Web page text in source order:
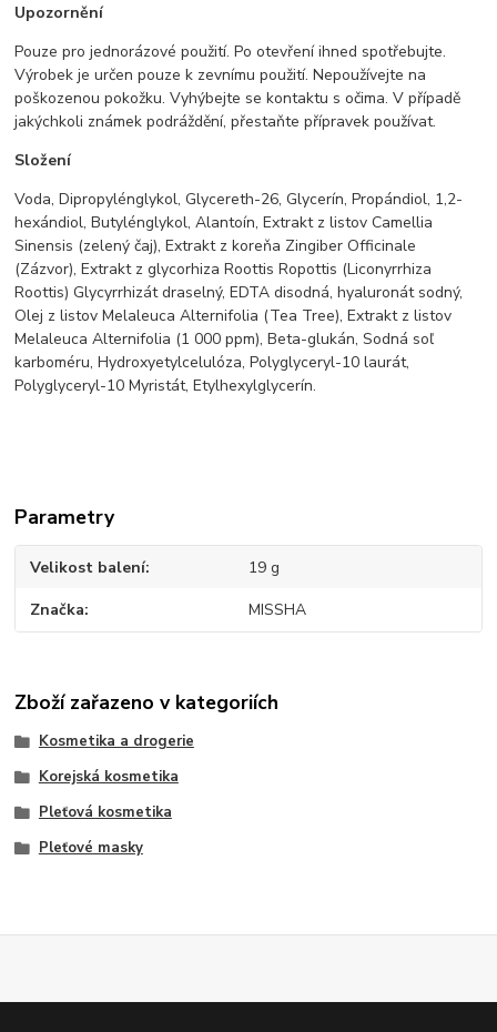
Upozornění
Pouze pro jednorázové použití. Po otevření ihned spotřebujte.
Výrobek je určen pouze k zevnímu použití. Nepoužívejte na
poškozenou pokožku. Vyhýbejte se kontaktu s očima. V případě
jakýchkoli známek podráždění, přestaňte přípravek používat.
Složení
Voda, Dipropylénglykol, Glycereth-26, Glycerín, Propándiol, 1,2-
hexándiol, Butylénglykol, Alantoín, Extrakt z listov Camellia
Sinensis (zelený čaj), Extrakt z koreňa Zingiber Officinale
(Zázvor), Extrakt z glycorhiza Roottis Ropottis (Liconyrrhiza
Roottis) Glycyrrhizát draselný, EDTA disodná, hyaluronát sodný,
Olej z listov Melaleuca Alternifolia (Tea Tree), Extrakt z listov
Melaleuca Alternifolia (1 000 ppm), Beta-glukán, Sodná soľ
karboméru, Hydroxyetylcelulóza, Polyglyceryl-10 laurát,
Polyglyceryl-10 Myristát, Etylhexylglycerín.
Parametry
Velikost balení 19 g
Značka MISSHA
Zboží zařazeno v kategoriích
Kosmetika a drogerie
Korejská kosmetika
Pleťová kosmetika
Pleťové masky